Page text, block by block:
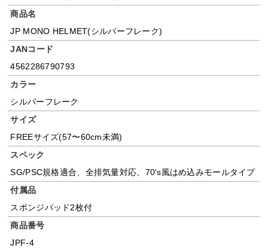
商品名
JP MONO HELMET(シルバーフレーク)
JANコード
4562286790793
カラー
シルバーフレーク
サイズ
FREEサイズ(57〜60cm未満)
スペック
SG/PSC規格適合、全排気量対応、70's風はめ込みモールタイプ
付属品
スポンジパッド2枚付
商品番号
JPF-4